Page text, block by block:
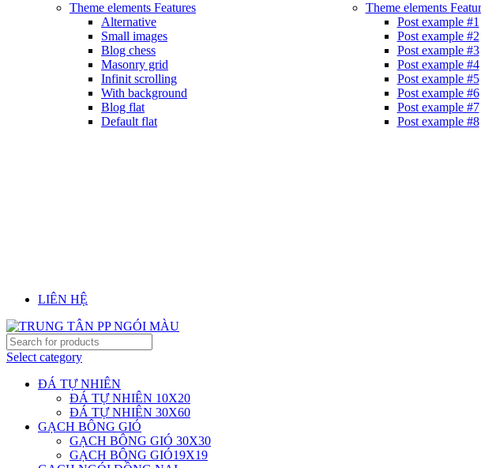
Theme elements Features
Alternative
Small images
Blog chess
Masonry grid
Infinit scrolling
With background
Blog flat
Default flat
Theme elements
Post example #1
Post example #2
Post example #3
Post example #4
Post example #5
Post example #6
Post example #7
Post example #8
LIÊN HỆ
Select category
ĐÁ TỰ NHIÊN
ĐÁ TỰ NHIÊN 10X20
ĐÁ TỰ NHIÊN 30X60
GẠCH BÔNG GIÓ
GẠCH BÔNG GIÓ 30X30
GẠCH BÔNG GIÓ19X19